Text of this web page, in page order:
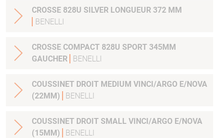
CROSSE 828U SILVER LONGUEUR 372 MM
BENELLI
CROSSE COMPACT 828U SPORT 345MM
GAUCHER
BENELLI
COUSSINET DROIT MEDIUM VINCI/ARGO E/NOVA
(22MM)
BENELLI
COUSSINET DROIT SMALL VINCI/ARGO E/NOVA
(15MM)
BENELLI